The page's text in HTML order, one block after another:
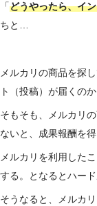
「どうやったら、イ
ちと…
メルカリの商品を探
ト（投稿）が届くのか
そもそも、メルカリ
ないと、成果報酬を
メルカリを利用した
する。となるとハード
そうなると、メルカ